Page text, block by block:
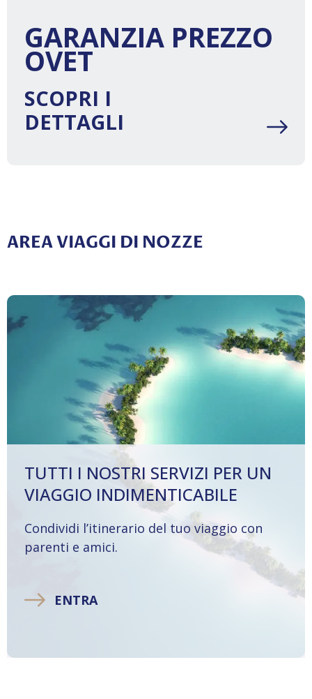
GARANZIA PREZZO
OVET
SCOPRI I
DETTAGLI
AREA VIAGGI DI NOZZE
TUTTI I NOSTRI SERVIZI PER UN
VIAGGIO INDIMENTICABILE
Condividi l’itinerario del tuo viaggio con
parenti e amici.
ENTRA